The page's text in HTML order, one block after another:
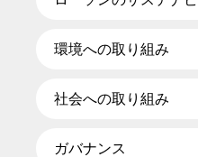
環境への取り組み
社会への取り組み
ガバナンス